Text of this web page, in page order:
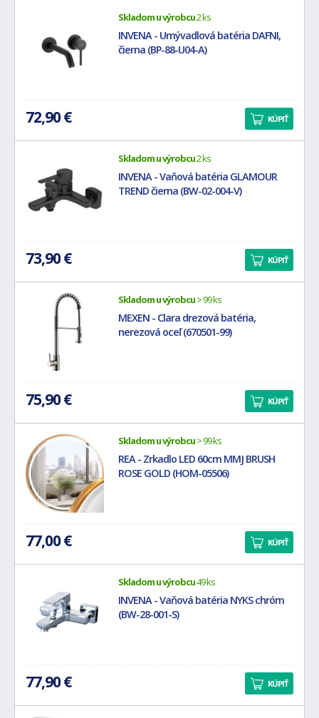
Skladom u výrobcu2 ks
INVENA - Umývadlová batéria DAFNI,
čierna (BP-88-U04-A)
72,90 € KÚPIŤ
Skladom u výrobcu2 ks
INVENA - Vaňová batéria GLAMOUR
TREND čierna (BW-02-004-V)
73,90 € KÚPIŤ
Skladom u výrobcu> 99 ks
MEXEN - Clara drezová batéria,
nerezová oceľ (670501-99)
75,90 € KÚPIŤ
Skladom u výrobcu> 99 ks
REA - Zrkadlo LED 60cm MMJ BRUSH
ROSE GOLD (HOM-05506)
77,00 € KÚPIŤ
Skladom u výrobcu49 ks
INVENA - Vaňová batéria NYKS chróm
(BW-28-001-S)
77,90 € KÚPIŤ